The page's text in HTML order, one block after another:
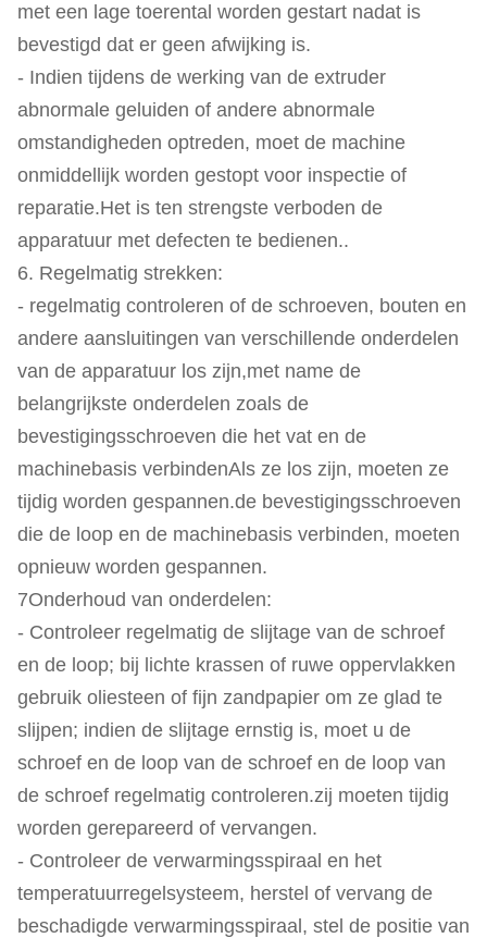
met een lage toerental worden gestart nadat is
bevestigd dat er geen afwijking is.
- Indien tijdens de werking van de extruder
abnormale geluiden of andere abnormale
omstandigheden optreden, moet de machine
onmiddellijk worden gestopt voor inspectie of
reparatie.Het is ten strengste verboden de
apparatuur met defecten te bedienen..
6. Regelmatig strekken:
- regelmatig controleren of de schroeven, bouten en
andere aansluitingen van verschillende onderdelen
van de apparatuur los zijn,met name de
belangrijkste onderdelen zoals de
bevestigingsschroeven die het vat en de
machinebasis verbindenAls ze los zijn, moeten ze
tijdig worden gespannen.de bevestigingsschroeven
die de loop en de machinebasis verbinden, moeten
opnieuw worden gespannen.
7Onderhoud van onderdelen:
- Controleer regelmatig de slijtage van de schroef
en de loop; bij lichte krassen of ruwe oppervlakken
gebruik oliesteen of fijn zandpapier om ze glad te
slijpen; indien de slijtage ernstig is, moet u de
schroef en de loop van de schroef en de loop van
de schroef regelmatig controleren.zij moeten tijdig
worden gerepareerd of vervangen.
- Controleer de verwarmingsspiraal en het
temperatuurregelsysteem, herstel of vervang de
beschadigde verwarmingsspiraal, stel de positie van